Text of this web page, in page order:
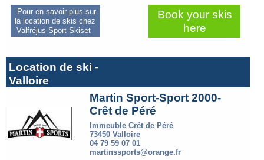
Pour en savoir plus sur
la location de skis chez
Valfréjus Sport Skiset
Book your skis
here
Location de ski -
Valloire
Martin Sport-Sport 2000-
Crêt de Péré
Immeuble Crêt de Péré
73450 Valloire
04 79 59 07 01
martinssports@orange.fr